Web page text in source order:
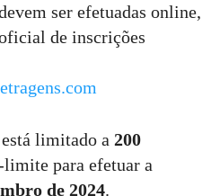
ser efetuadas online,
de inscrições
limitado a 200
limite para efetuar a
de 2024.